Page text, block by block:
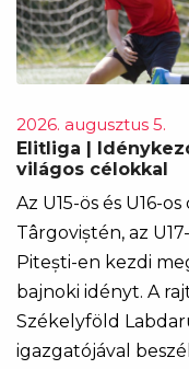
2026. augusztus 5.
Elitliga |
világos célokkal
Az U15-ös és U16-
Târgoviștén, az
Pitești-en kezdi
bajnoki idényt. A
Székelyföld
igazgatójával